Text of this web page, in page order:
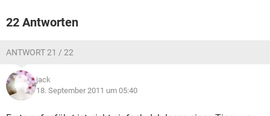
22 Antworten
ANTWORT 21 / 22
jack
18. September 2011 um 05:40